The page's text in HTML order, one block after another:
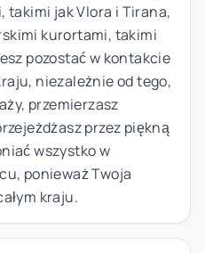
takimi jak Vlora i Tirana,
kurortami, takimi
pozostać w kontakcie
niezależnie od tego,
przemierzasz
przez piękną
wszystko w
ponieważ Twoja
kraju.